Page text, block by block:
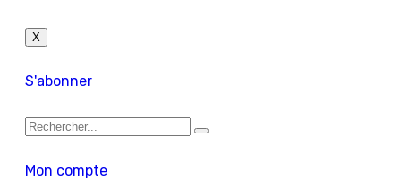
X
S'abonner
Mon compte